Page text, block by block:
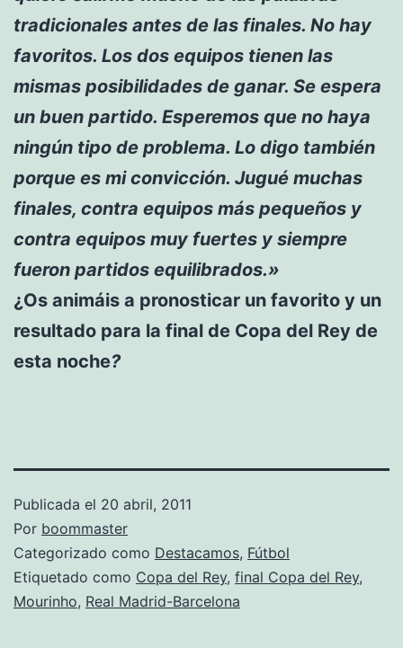
tradicionales antes de las finales. No hay
favoritos. Los dos equipos tienen las
mismas posibilidades de ganar. Se espera
un buen partido. Esperemos que no haya
ningún tipo de problema. Lo digo también
porque es mi convicción. Jugué muchas
finales, contra equipos más pequeños y
contra equipos muy fuertes y siempre
fueron partidos equilibrados.»
¿Os animáis a pronosticar un favorito y un
resultado para la final de Copa del Rey de
esta noche?
Publicada el 20 abril, 2011
Por boommaster
Categorizado como Destacamos, Fútbol
Etiquetado como Copa del Rey, final Copa del Rey,
Mourinho, Real Madrid-Barcelona